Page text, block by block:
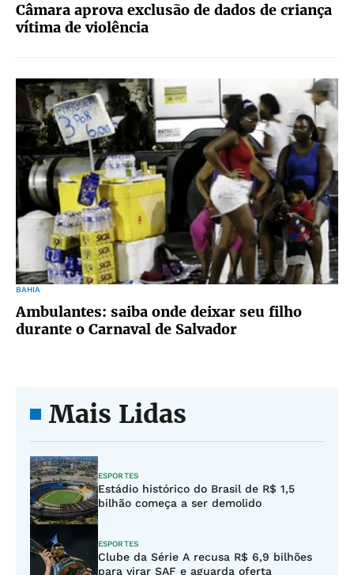
Câmara aprova exclusão de dados de criança
vítima de violência
BAHIA
Ambulantes: saiba onde deixar seu filho
durante o Carnaval de Salvador
Mais Lidas
ESPORTES
Estádio histórico do Brasil de R$ 1,5
bilhão começa a ser demolido
ESPORTES
Clube da Série A recusa R$ 6,9 bilhões
para virar SAF e aguarda oferta